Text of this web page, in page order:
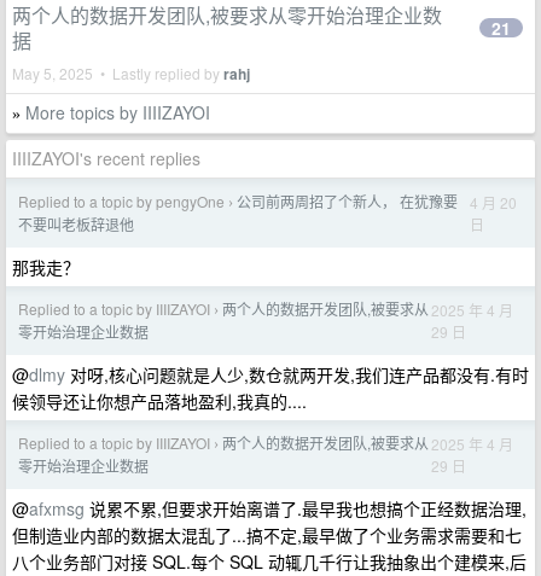
两个人的数据开发团队,被要求从零开始治理企业数
据
May 5, 2025 • Lastly replied byrahj
21
» More topics by IIIIZAYOI
IIIIZAYOI's recent replies
Replied to a topic by pengyOne › 公司前两周招了个新人， 在犹豫要
不要叫老板辞退他
4 月 20
日
那我走？
Replied to a topic by IIIIZAYOI › 两个人的数据开发团队,被要求从
零开始治理企业数据
2025 年 4 月
29 日
@dlmy 对呀,核心问题就是人少,数仓就两开发,我们连产品都没有.有时
候领导还让你想产品落地盈利,我真的....
Replied to a topic by IIIIZAYOI › 两个人的数据开发团队,被要求从
零开始治理企业数据
2025 年 4 月
29 日
@afxmsg 说累不累,但要求开始离谱了.最早我也想搞个正经数据治理,
但制造业内部的数据太混乱了...搞不定,最早做了个业务需求需要和七
八个业务部门对接 SQL.每个 SQL 动辄几千行让我抽象出个建模来,后